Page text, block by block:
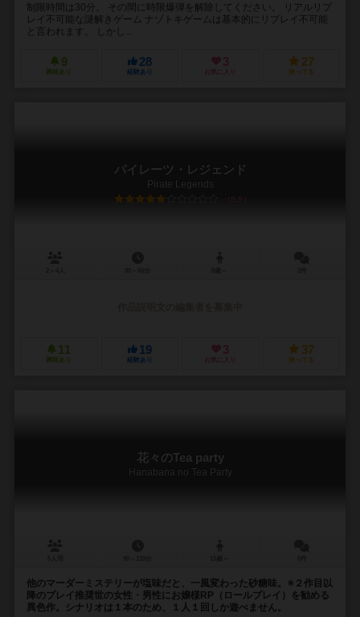
制限時間は30分。 その間に時限爆弾を解除してください。 リアルリプ
レイ不可能な謎解きゲーム ナゾトキゲームは基本的にリプレイ不可能
と言われます。 しかし...
9
興味あり
28
経験あり
3
お気に入り
27
持ってる
パイレーツ・レジェンド
Pirate Legends
5.9
11
興味あり
19
経験あり
3
お気に入り
37
持ってる
花々のTea party
Hanabana no Tea Party
他のマーダーミステリーが塩味だと、一風変わった砂糖味。※２作目以
降のプレイ推奨世の女性・男性にお嬢様RP（ロールプレイ）を勧める
異色作。シナリオは１本のため、１人１回しか遊べません。